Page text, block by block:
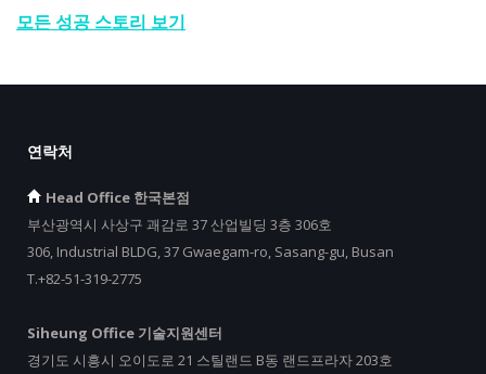
모든 성공 스토리 보기
연락처
Head Office 한국본점
부산광역시 사상구 괘감로 37 산업빌딩 3층 306호
306, Industrial BLDG, 37 Gwaegam-ro, Sasang-gu, Busan
T.+82-51-319-2775
Siheung Office 기술지원센터
경기도 시흥시 오이도로 21 스틸랜드 B동 랜드프라자 203호